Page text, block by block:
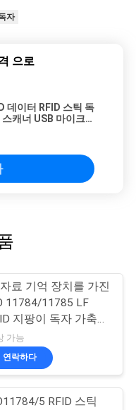
자
으로
데이터 RFID 스틱 독
캐너 USB 마이크로
료 기억 장치를 가진
11784/11785 LF
지팡이 독자 가축
표 독자
가능
연락하다
5 RFID 스틱